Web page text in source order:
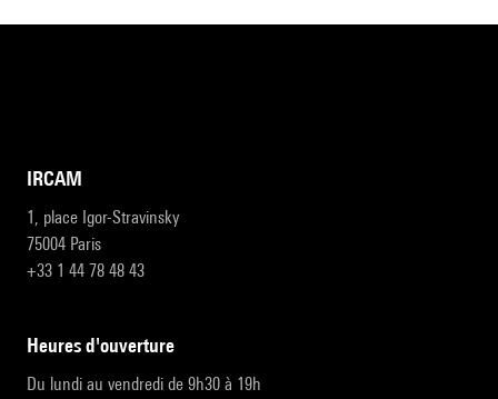
IRCAM
1, place Igor-Stravinsky
75004 Paris
+33 1 44 78 48 43
heures d'ouverture
Du lundi au vendredi de 9h30 à 19h